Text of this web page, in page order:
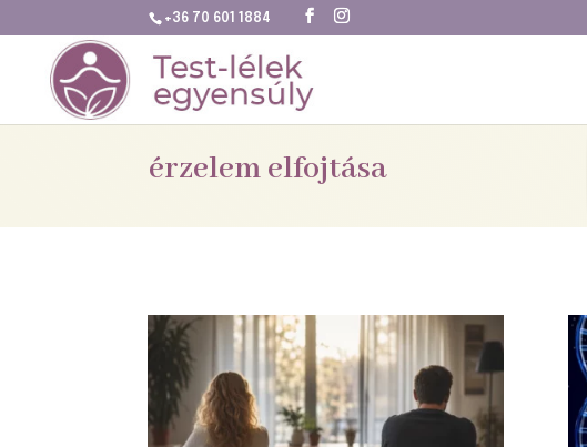
+36 70 601 1884
érzelem elfojtása